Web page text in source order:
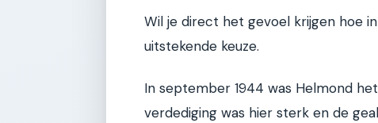
Wil je direct het gevoel krijgen hoe
uitstekende keuze.
In september 1944 was Helmond
verdediging was hier sterk en de